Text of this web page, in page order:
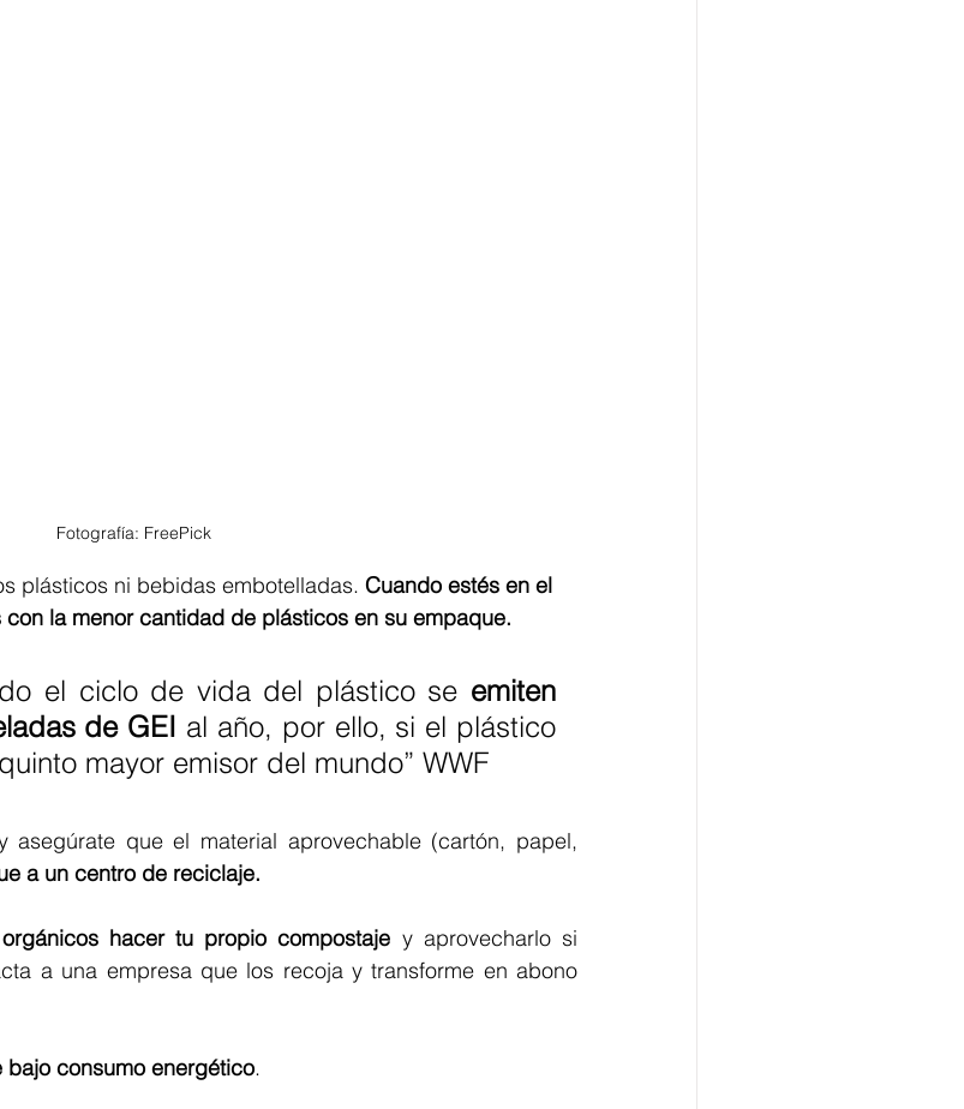
Fotografía: FreePick
plásticos ni bebidas embotelladas. Cuando estés en el
la menor cantidad de plásticos en su empaque.
el ciclo de vida del plástico se emiten
de GEI al año, por ello, si el plástico
mayor emisor del mundo” WWF
asegúrate que el material aprovechable (cartón, papel,
a un centro de reciclaje.
hacer tu propio compostaje y aprovecharlo si
a una empresa que los recoja y transforme en abono
bajo consumo energético.